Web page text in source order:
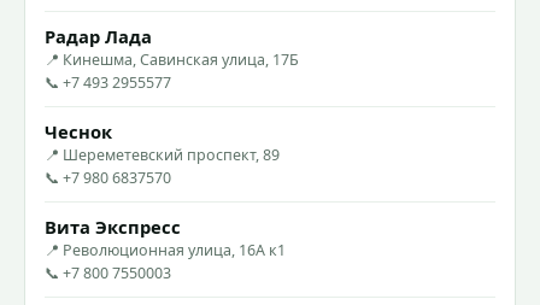
Радар Лада
📍 Кинешма, Савинская улица, 17Б
📞 +7 493 2955577
Чеснок
📍 Шереметевский проспект, 89
📞 +7 980 6837570
Вита Экспресс
📍 Революционная улица, 16А к1
📞 +7 800 7550003